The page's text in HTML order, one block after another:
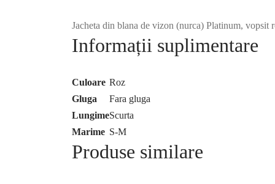
Jacheta din blana de vizon (nurca) Platinum, vopsit
Informații suplimentare
Culoare Roz
Gluga
Fara gluga
LungimeScurta
Marime S-M
Produse similare